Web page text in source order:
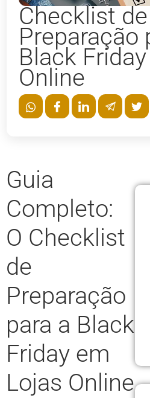
Checklist de
Preparação
Black
Online
Guia
Completo:
O Checklist
de
Preparação
para a Black
Friday em
Lojas Online